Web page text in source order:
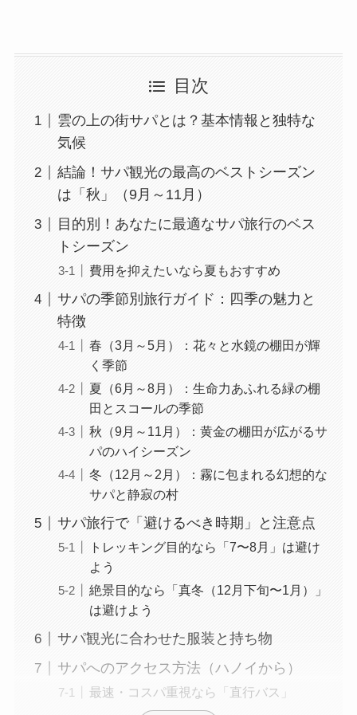
目次
雲の上の街サパとは？基本情報と独特な
気候
結論！サパ観光の最高のベストシーズン
は「秋」（9月～11月）
目的別！あなたに最適なサパ旅行のベス
トシーズン
費用を抑えたいなら夏もおすすめ
サパの季節別旅行ガイド：四季の魅力と
特徴
春（3月～5月）：花々と水鏡の棚田が輝
く季節
夏（6月～8月）：生命力あふれる緑の棚
田とスコールの季節
秋（9月～11月）：黄金の棚田が広がるサ
パのハイシーズン
冬（12月～2月）：霧に包まれる幻想的な
サパと静寂の村
サパ旅行で「避けるべき時期」と注意点
トレッキング目的なら「7〜8月」は避け
よう
絶景目的なら「真冬（12月下旬〜1月）」
は避けよう
サパ観光に合わせた服装と持ち物
サパへのアクセス方法（ハノイから）
最速・コスパ重視なら「直行バス」